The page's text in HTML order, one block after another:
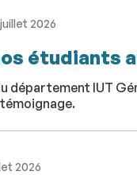
2026
étudiants
département IUT
2026